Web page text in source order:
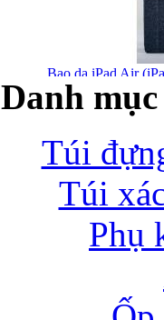
Bao da iPad Air
Bao da iPad Air
Danh
Túi
Túi
Phụ